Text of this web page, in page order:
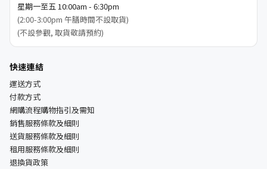
星期一至五 10:00am - 6:30pm
(2:00-3:00pm 午膳時間不設取貨)
(不設參觀, 取貨敬請預約)
快速連結
運送方式
付款方式
網購流程購物指引及需知
銷售服務條款及細則
送貨服務條款及細則
租用服務條款及細則
退換貨政策